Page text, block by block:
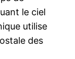
le ciel
utilise
des